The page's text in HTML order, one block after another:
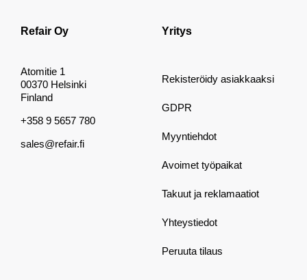
Refair Oy
Atomitie 1
00370 Helsinki
Finland
+358 9 5657 780
sales@refair.fi
Yritys
Rekisteröidy asiakkaaksi
GDPR
Myyntiehdot
Avoimet työpaikat
Takuut ja reklamaatiot
Yhteystiedot
Peruuta tilaus